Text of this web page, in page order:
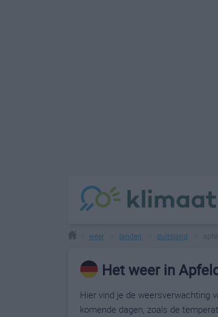
weer landen duitsland
Het weer in
Hier vind je de weersverwachting
komende dagen, zoals de